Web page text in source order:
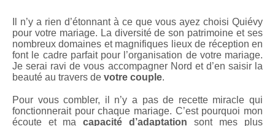
Il n’y a rien d’étonnant à ce que vous ayez choisi Quiévy
pour votre mariage. La diversité de son patrimoine et ses
nombreux domaines et magnifiques lieux de réception en
font le cadre parfait pour l’organisation de votre mariage.
Je serai ravi de vous accompagner Nord et d’en saisir la
beauté au travers de votre couple.
Pour vous combler, il n’y a pas de recette miracle qui
fonctionnerait pour chaque mariage. C’est pourquoi mon
écoute et ma capacité d’adaptation sont mes plus